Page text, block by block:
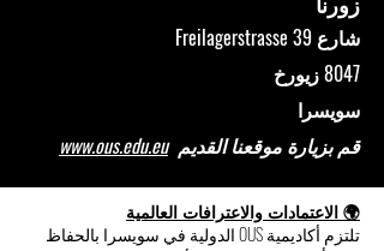
زورنا
شارع Freilagerstrasse 39
8047 زيورخ
سويسرا
قم بزيارة موقعنا القديم www.ous.edu.eu